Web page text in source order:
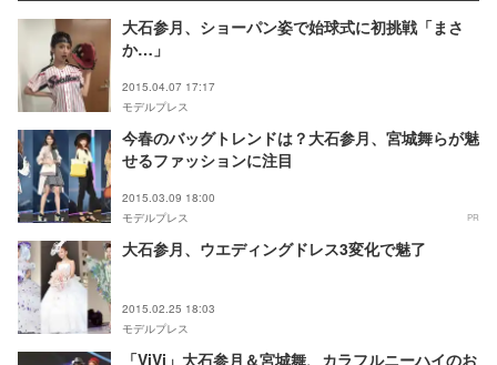
大石参月、ショーパン姿で始球式に初挑戦「まさ
か…」
2015.04.07 17:17
モデルプレス
今春のバッグトレンドは？大石参月、宮城舞らが魅
せるファッションに注目
2015.03.09 18:00
モデルプレス
PR
大石参月、ウエディングドレス3変化で魅了
2015.02.25 18:03
モデルプレス
「ViVi」大石参月＆宮城舞、カラフルニーハイのお